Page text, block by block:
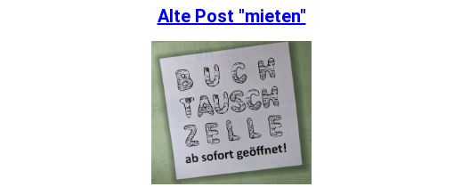
Alte Post "mieten"